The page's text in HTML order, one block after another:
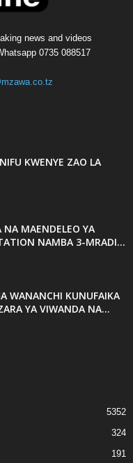
news and videos
0735 088517
KWENYE ZAO LA
NA MAENDELEO YA
NAMBA 3-MRADI...
WANANCHI KUNUFAIKA
YA VIWANDA NA...
5352
324
191